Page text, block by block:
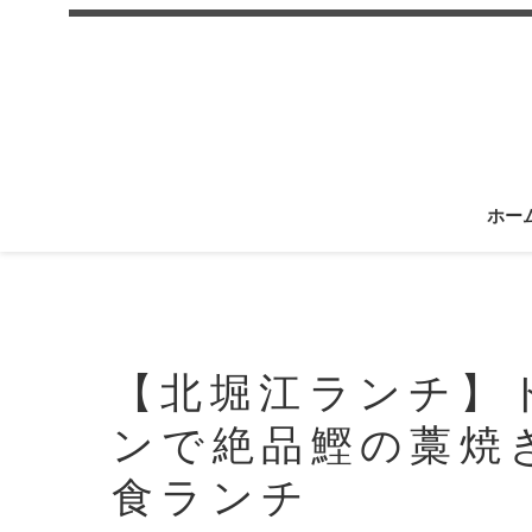
ホー
【北堀江ランチ
ンで絶品鰹の藁焼
食ランチ